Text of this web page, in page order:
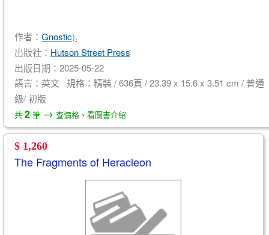
作者： Gnostic).
出版社： Hutson Street Press
出版日期：2025-05-22
語言：英文 規格：精裝 / 636頁 / 23.39 x 15.6 x 3.51 cm / 普通
級/ 初版
共 2 筆 → 查價格、看圖書介紹
$ 1,260
The Fragments of Heracleon